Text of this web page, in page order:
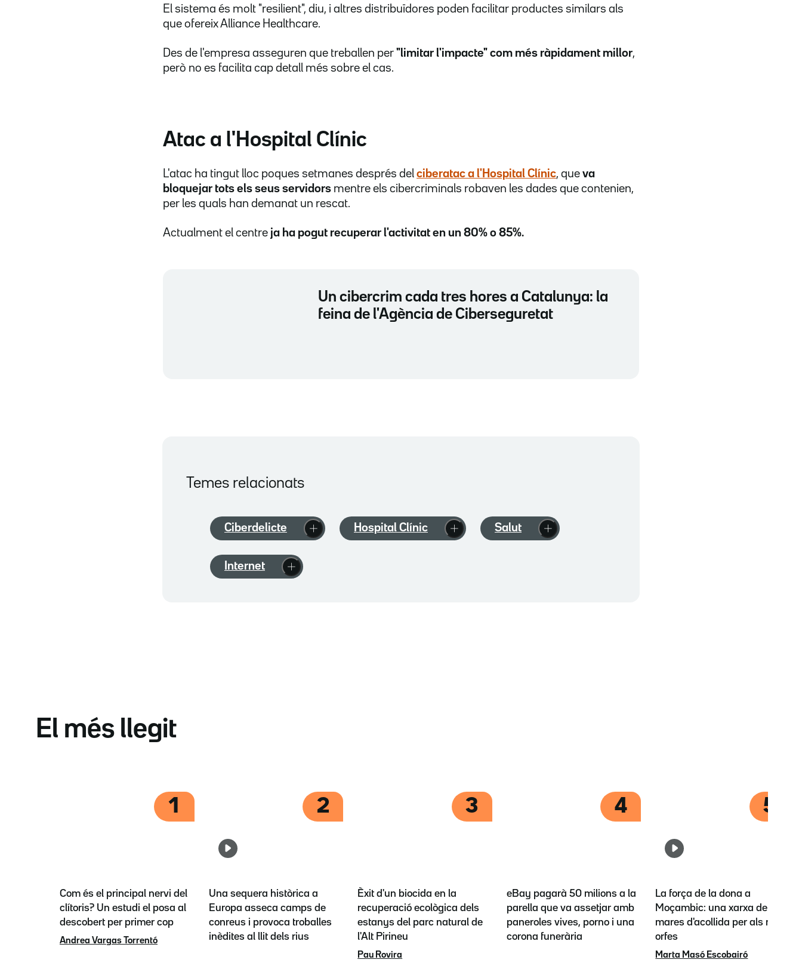
El sistema és molt "resilient", diu, i altres distribuïdores poden facilitar productes similars als
que ofereix Alliance Healthcare.
Des de l'empresa asseguren que treballen per "limitar l'impacte" com més ràpidament millor,
però no es facilita cap detall més sobre el cas.
Atac a l'Hospital Clínic
L'atac ha tingut lloc poques setmanes després del ciberatac a l'Hospital Clínic, que va
bloquejar tots els seus servidors mentre els cibercriminals robaven les dades que contenien,
per les quals han demanat un rescat.
Actualment el centre ja ha pogut recuperar l'activitat en un 80% o 85%.
Un cibercrim cada tres hores a Catalunya: la
feina de l'Agència de Ciberseguretat
Temes relacionats
Ciberdelicte Hospital Clínic Salut
Internet
El més llegit
1
Com és el principal nervi del
clítoris? Un estudi el posa al
descobert per primer cop
Andrea Vargas Torrentó
2
Una sequera històrica a
Europa asseca camps de
conreus i provoca troballes
inèdites al llit dels rius
3
Èxit d'un biocida en la
recuperació ecològica dels
estanys del parc natural de
l'Alt Pirineu
Pau Rovira
4
eBay pagarà 50 milions a la
parella que va assetjar amb
paneroles vives, porno i una
corona funerària
5
La força de la dona a
Moçambic: una xarxa de
mares d'acollida per als nens
orfes
Marta Masó Escobairó